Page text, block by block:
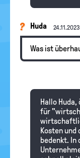
Huda 24.11.2023
Was ist
Hallo
für
Kosten und
bedenkt. In